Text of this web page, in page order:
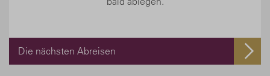
Die nächsten Abreisen